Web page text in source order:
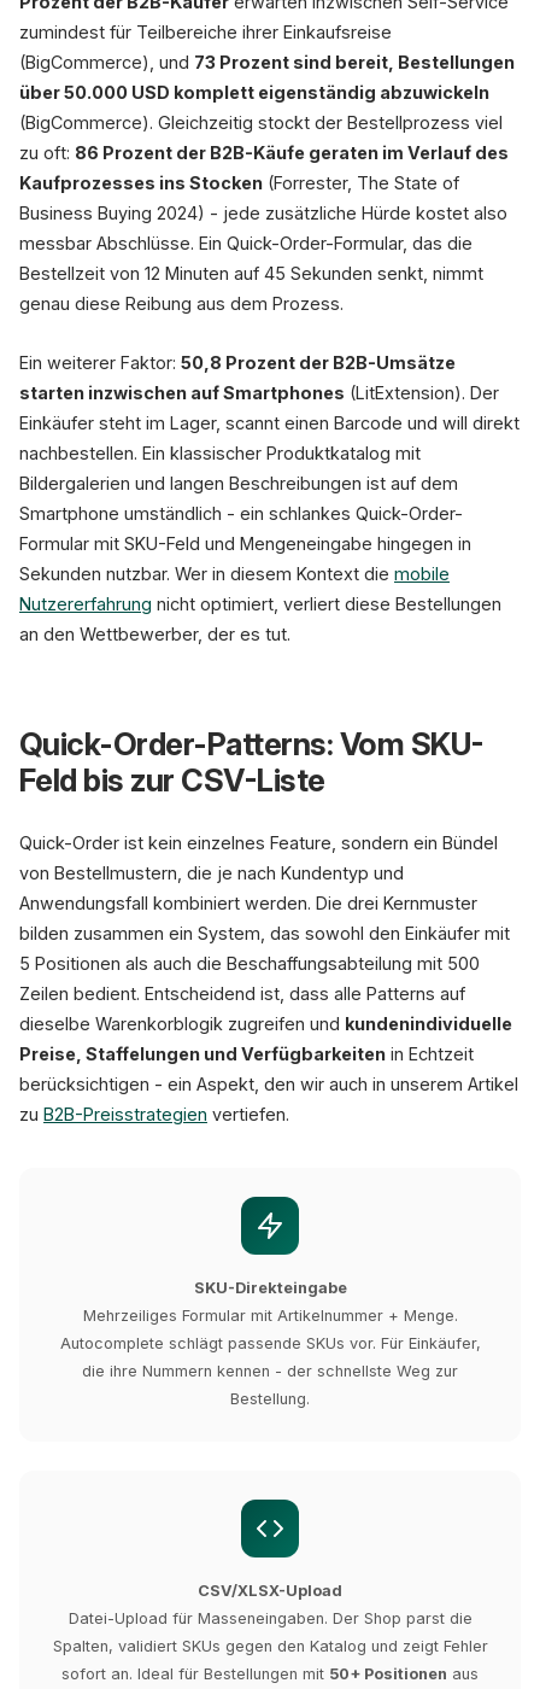
zumindest für Teilbereiche ihrer Einkaufsreise
(BigCommerce), und 73 Prozent sind bereit, Bestellungen
über 50.000 USD komplett eigenständig abzuwickeln
(BigCommerce). Gleichzeitig stockt der Bestellprozess viel
zu oft: 86 Prozent der B2B-Käufe geraten im Verlauf des
Kaufprozesses ins Stocken (Forrester, The State of
Business Buying 2024) - jede zusätzliche Hürde kostet also
messbar Abschlüsse. Ein Quick-Order-Formular, das die
Bestellzeit von 12 Minuten auf 45 Sekunden senkt, nimmt
genau diese Reibung aus dem Prozess.
Ein weiterer Faktor: 50,8 Prozent der B2B-Umsätze
starten inzwischen auf Smartphones (LitExtension). Der
Einkäufer steht im Lager, scannt einen Barcode und will direkt
nachbestellen. Ein klassischer Produktkatalog mit
Bildergalerien und langen Beschreibungen ist auf dem
Smartphone umständlich - ein schlankes Quick-Order-
Formular mit SKU-Feld und Mengeneingabe hingegen in
Sekunden nutzbar. Wer in diesem Kontext die mobile
Nutzererfahrung nicht optimiert, verliert diese Bestellungen
an den Wettbewerber, der es tut.
Quick-Order-Patterns: Vom SKU-
Feld bis zur CSV-Liste
Quick-Order ist kein einzelnes Feature, sondern ein Bündel
von Bestellmustern, die je nach Kundentyp und
Anwendungsfall kombiniert werden. Die drei Kernmuster
bilden zusammen ein System, das sowohl den Einkäufer mit
5 Positionen als auch die Beschaffungsabteilung mit 500
Zeilen bedient. Entscheidend ist, dass alle Patterns auf
dieselbe Warenkorblogik zugreifen und kundenindividuelle
Preise, Staffelungen und Verfügbarkeiten in Echtzeit
berücksichtigen - ein Aspekt, den wir auch in unserem Artikel
zu B2B-Preisstrategien vertiefen.
SKU-Direkteingabe
Mehrzeiliges Formular mit Artikelnummer + Menge.
Autocomplete schlägt passende SKUs vor. Für Einkäufer,
die ihre Nummern kennen - der schnellste Weg zur
Bestellung.
CSV/XLSX-Upload
Datei-Upload für Masseneingaben. Der Shop parst die
Spalten, validiert SKUs gegen den Katalog und zeigt Fehler
sofort an. Ideal für Bestellungen mit 50+ Positionen aus